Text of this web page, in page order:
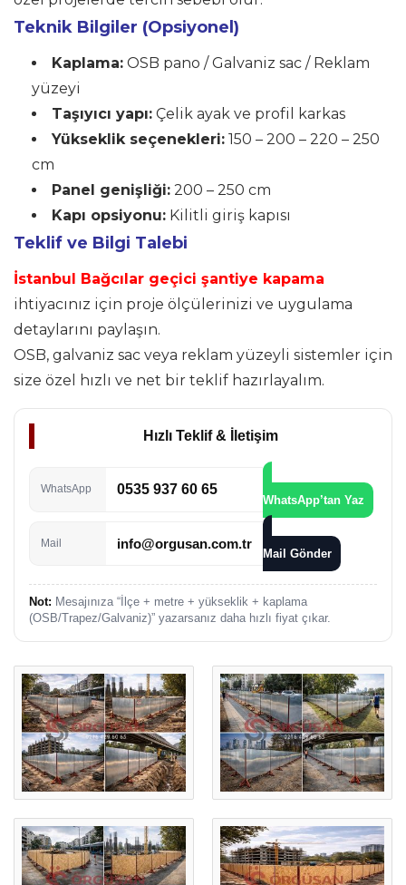
Teknik Bilgiler (Opsiyonel)
Kaplama: OSB pano / Galvaniz sac / Reklam
yüzeyi
Taşıyıcı yapı: Çelik ayak ve profil karkas
Yükseklik seçenekleri: 150 – 200 – 220 – 250
cm
Panel genişliği: 200 – 250 cm
Kapı opsiyonu: Kilitli giriş kapısı
Teklif ve Bilgi Talebi
İstanbul Bağcılar geçici şantiye kapama
ihtiyacınız için proje ölçülerinizi ve uygulama
detaylarını paylaşın.
OSB, galvaniz sac veya reklam yüzeyli sistemler için
size özel hızlı ve net bir teklif hazırlayalım.
Hızlı Teklif & İletişim
WhatsApp 0535 937 60 65
WhatsApp’tan Yaz
Mail info@orgusan.com.tr
Mail Gönder
Not: Mesajınıza “İlçe + metre + yükseklik + kaplama
(OSB/Trapez/Galvaniz)” yazarsanız daha hızlı fiyat çıkar.